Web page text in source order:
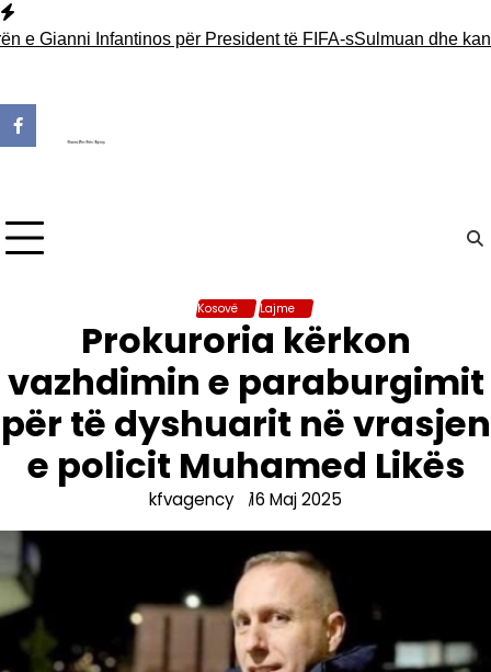
Skip
to
Infantinos për President të FIFA-sSulmuan dhe kanosën
Kosovë Lajme
Prokuroria kërkon
vazhdimin e paraburgimit
për të dyshuarit në vrasjen
e policit Muhamed Likës
kfvagency 16 Maj 2025